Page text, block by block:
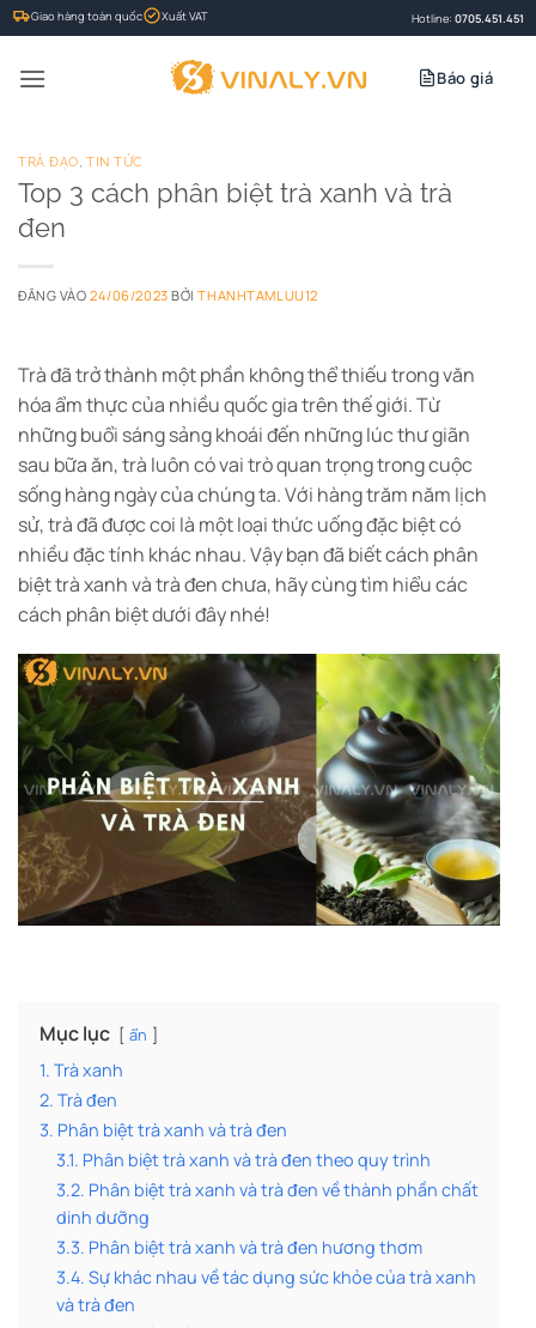
Bỏ
qua
nội
Giao hàng toàn quốc Xuất VAT Hotline: 0705.451.451
Báo giá
TRÀ ĐẠO,TIN TỨC
Top 3 cách phân biệt trà xanh và trà
đen
ĐĂNG VÀO24/06/2023 BỞITHANHTAMLUU12
Trà đã trở thành một phần không thể thiếu trong văn
hóa ẩm thực của nhiều quốc gia trên thế giới. Từ
những buổi sáng sảng khoái đến những lúc thư giãn
sau bữa ăn, trà luôn có vai trò quan trọng trong cuộc
sống hàng ngày của chúng ta. Với hàng trăm năm lịch
sử, trà đã được coi là một loại thức uống đặc biệt có
nhiều đặc tính khác nhau. Vậy bạn đã biết cách phân
biệt trà xanh và trà đen chưa, hãy cùng tìm hiểu các
cách phân biệt dưới đây nhé!
Mục lục ẩn
1. Trà xanh
2. Trà đen
3. Phân biệt trà xanh và trà đen
3.1. Phân biệt trà xanh và trà đen theo quy trình
3.2. Phân biệt trà xanh và trà đen về thành phần chất
dinh dưỡng
3.3. Phân biệt trà xanh và trà đen hương thơm
3.4. Sự khác nhau về tác dụng sức khỏe của trà xanh
và trà đen